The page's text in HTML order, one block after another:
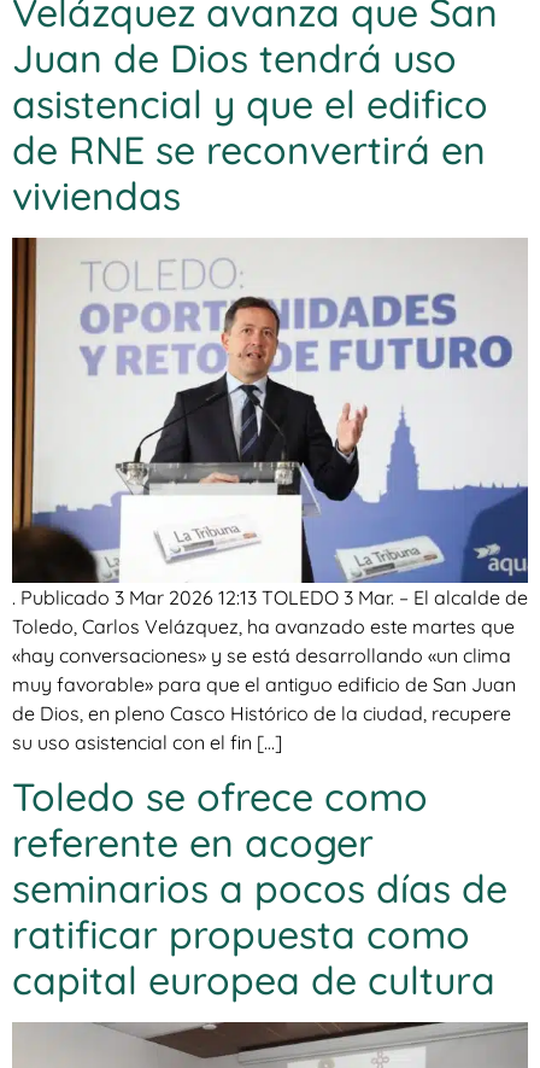
Velázquez avanza que San
Juan de Dios tendrá uso
asistencial y que el edifico
de RNE se reconvertirá en
viviendas
. Publicado 3 Mar 2026 12:13 TOLEDO 3 Mar. – El alcalde de
Toledo, Carlos Velázquez, ha avanzado este martes que
«hay conversaciones» y se está desarrollando «un clima
muy favorable» para que el antiguo edificio de San Juan
de Dios, en pleno Casco Histórico de la ciudad, recupere
su uso asistencial con el fin […]
Toledo se ofrece como
referente en acoger
seminarios a pocos días de
ratificar propuesta como
capital europea de cultura